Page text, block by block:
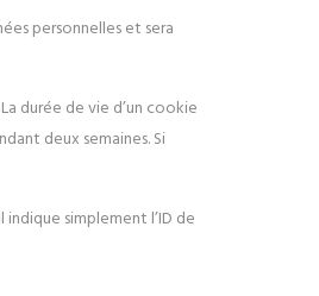
personnelles et sera
durée de vie d’un cookie
deux semaines. Si
simplement l’ID de